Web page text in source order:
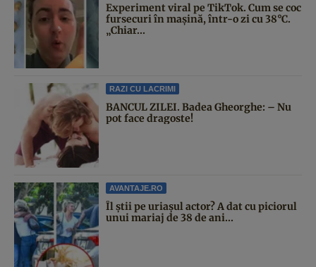
Experiment viral pe TikTok. Cum se coc
fursecuri în mașină, într-o zi cu 38°C.
„Chiar...
RAZI CU LACRIMI
BANCUL ZILEI. Badea Gheorghe: – Nu
pot face dragoste!
AVANTAJE.RO
Îl știi pe uriașul actor? A dat cu piciorul
unui mariaj de 38 de ani...